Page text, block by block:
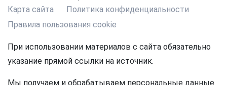
Карта сайта
Политика конфиденциальности
Правила пользования cookie
При использовании материалов с сайта обязательно
указание прямой ссылки на источник.
Мы получаем и обрабатываем персональные данные